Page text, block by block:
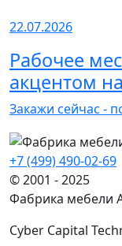
22.07.2026
Рабочее
акцентом
Закажи сейчас -
+7 (499) 490-02-69
© 2001 - 2025
Фабрика мебели
Cyber Capital